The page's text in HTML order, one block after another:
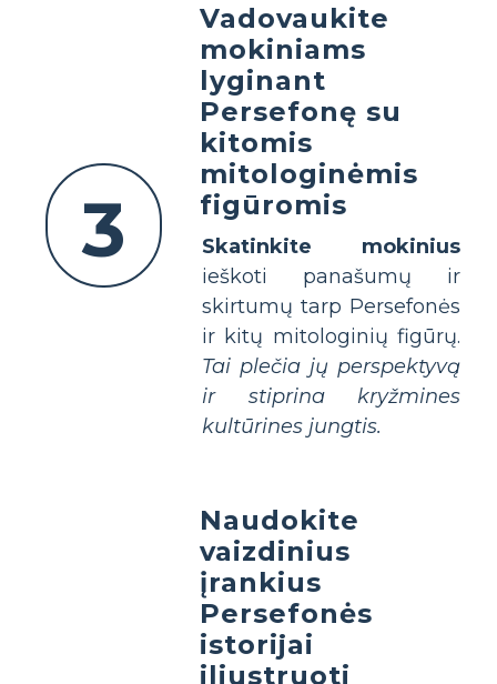
3
Vadovaukite
mokiniams
lyginant
Persefonę su
kitomis
mitologinėmis
figūromis
Skatinkite mokinius
ieškoti panašumų ir
skirtumų tarp Persefonės
ir kitų mitologinių figūrų.
Tai plečia jų perspektyvą
ir stiprina kryžmines
kultūrines jungtis.
Naudokite
vaizdinius
įrankius
Persefonės
istorijai
iliustruoti